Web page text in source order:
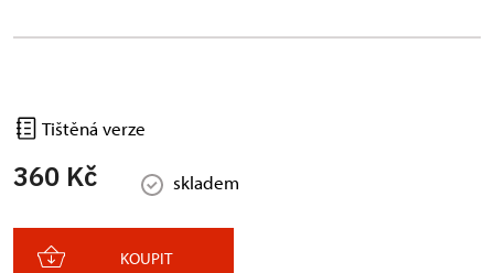
Tištěná verze
360 Kč skladem
KOUPIT